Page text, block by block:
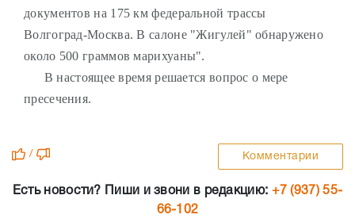
документов на 175 км федеральной трассы
Волгоград-Москва. В салоне "Жигулей" обнаружено
около 500 граммов марихуаны".
В настоящее время решается вопрос о мере
пресечения.
/ Комментарии
Есть новости? Пиши и звони в редакцию: +7 (937) 55-
66-102